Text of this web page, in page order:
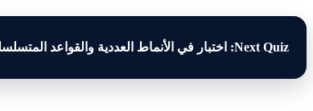
Next Quiz: اختبار في الأنماط العددية والقواعد المتسلسلة